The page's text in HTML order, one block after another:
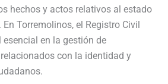
hechos y actos relativos al estado
Torremolinos, el Registro Civil
en la gestión de
con la identidad y